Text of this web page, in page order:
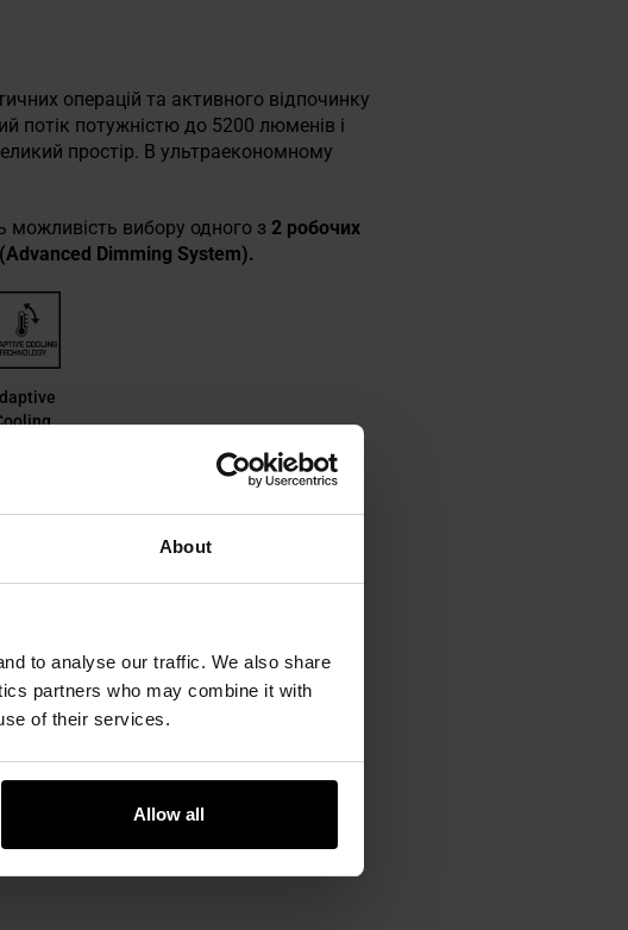
About
to analyse our traffic. We also share
partners who may combine it with
of their services.
Allow all
операцій та активного відпочинку
потік потужністю до 5200 люменів і
простір. В ультраекономному
можливість вибору одного з 2 робочих
(Advanced Dimming System).